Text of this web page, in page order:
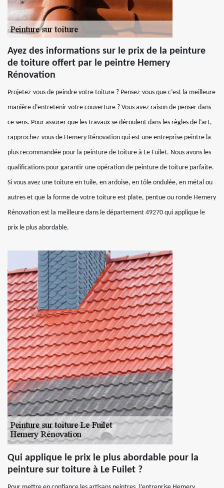
Ayez des informations sur le prix de la peinture
de toiture offert par le peintre Hemery
Rénovation
Projetez-vous de peindre votre toiture ? Pensez-vous que c’est la meilleure
manière d’entretenir votre couverture ? Vous avez raison de penser dans
ce sens. Pour assurer que les travaux se déroulent dans les règles de l’art,
rapprochez-vous de Hemery Rénovation qui est une entreprise peintre la
plus recommandée pour la peinture de toiture à Le Fuilet. Nous avons les
qualifications pour garantir une opération de peinture de toiture parfaite.
Si vous avez une toiture en tuile, en ardoise, en tôle ondulée, en métal ou
autres et que la forme de votre toiture est plate, pentue ou ronde Hemery
Rénovation est la meilleure dans le département 49270 qui applique le
prix le plus abordable.
Qui applique le prix le plus abordable pour la
peinture sur toiture à Le Fuilet ?